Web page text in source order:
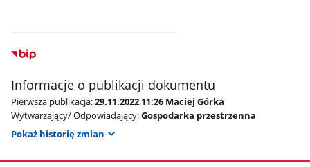
Informacje o publikacji dokumentu
Pierwsza publikacja:29.11.2022 11:26 Maciej Górka
Wytwarzający/ Odpowiadający:Gospodarka przestrzenna
Pokaż historię zmian